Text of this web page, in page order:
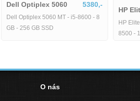
Dell Optiplex 5060
Dell Optiplex 5060 MT - i5-8600 - 8
GB - 256 GB SSD
O nás